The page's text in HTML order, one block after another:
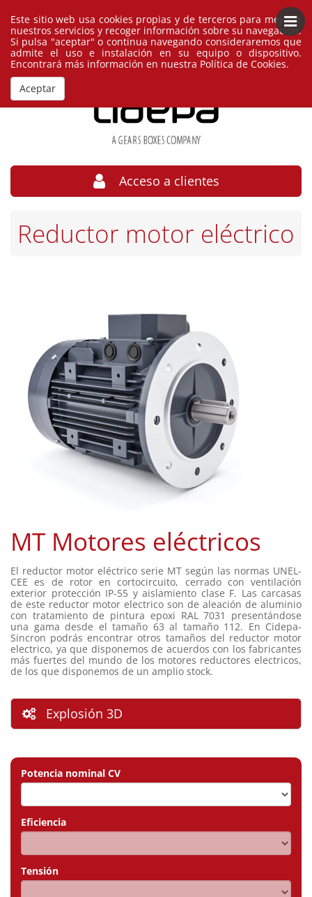
Español España
Acceso a clientes
Reductor motor eléctrico
MT Motores eléctricos
El reductor motor eléctrico serie MT según las normas UNEL-
CEE es de rotor en cortocircuito, cerrado con ventilación
exterior protección IP-55 y aislamiento clase F. Las carcasas
de este reductor motor electrico son de aleación de aluminio
con tratamiento de pintura epoxi RAL 7031 presentándose
una gama desde el tamaño 63 al tamaño 112. En Cidepa-
Sincron podrás encontrar otros tamaños del reductor motor
electrico, ya que disponemos de acuerdos con los fabricantes
más fuertes del mundo de los motores reductores electricos,
de los que disponemos de un amplio stock.
Explosión 3D
Potencia nominal CV
Eficiencia
Tensión
Este sitio web usa cookies propias y de terceros para mejorar
nuestros servicios y recoger información sobre su navegación.
Si pulsa "aceptar" o continua navegando consideraremos que
admite el uso e instalación en su equipo o dispositivo.
Encontrará más información en nuestra Política de Cookies.
Aceptar